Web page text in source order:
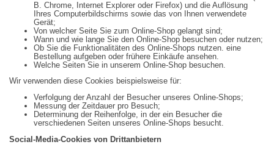
B. Chrome, Internet Explorer oder Firefox) und die Auflösung
Ihres Computerbildschirms sowie das von Ihnen verwendete
Gerät;
Von welcher Seite Sie zum Online-Shop gelangt sind;
Wann und wie lange Sie den Online-Shop besuchen oder nutzen;
Ob Sie die Funktionalitäten des Online-Shops nutzen. eine
Bestellung aufgeben oder frühere Einkäufe ansehen.
Welche Seiten Sie in unserem Online-Shop besuchen.
Wir verwenden diese Cookies beispielsweise für:
Verfolgung der Anzahl der Besucher unseres Online-Shops;
Messung der Zeitdauer pro Besuch;
Determinung der Reihenfolge, in der ein Besucher die
verschiedenen Seiten unseres Online-Shops besucht.
Social-Media-Cookies von Drittanbietern